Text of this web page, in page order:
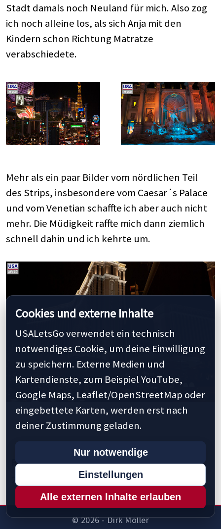
Stadt damals noch Neuland für mich. Also zog
ich noch alleine los, als sich Anja mit den
Kindern schon Richtung Matratze
verabschiedete.
Mehr als ein paar Bilder vom nördlichen Teil
des Strips, insbesondere vom Caesar´s Palace
und vom Venetian schaffte ich aber auch nicht
mehr. Die Müdigkeit raffte mich dann ziemlich
schnell dahin und ich kehrte um.
Previous 1 2 3 4 5 10 15
20
25
Last »
© 2026 - Dirk Möller
Cookies und externe Inhalte
USALetsGo verwendet ein technisch
notwendiges Cookie, um deine Einwilligung
zu speichern. Externe Medien und
Kartendienste, zum Beispiel YouTube,
Google Maps, Leaflet/OpenStreetMap oder
eingebettete Karten, werden erst nach
deiner Zustimmung geladen.
Nur notwendige
Einstellungen
Alle externen Inhalte erlauben